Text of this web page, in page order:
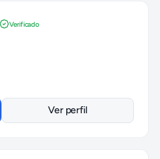
Verificado
Ver perfil